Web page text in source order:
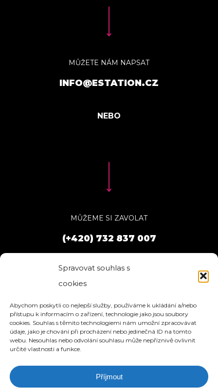
Spravovat souhlas s
cookies
Abychom poskytli co nejlepší služby, používáme k ukládání a/nebo
přístupu k informacím o zařízení, technologie jako jsou soubory
cookies. Souhlas s těmito technologiemi nám umožní zpracovávat
údaje, jako je chování při procházení nebo jedinečná ID na tomto
webu. Nesouhlas nebo odvolání souhlasu může nepříznivě ovlivnit
určité vlastnosti a funkce.
Příjmout
MŮŽETE NÁM NAPSAT
INFO@ESTATION.CZ
MŮŽEME SI ZAVOLAT
(+420) 732 837 007
O NÁS